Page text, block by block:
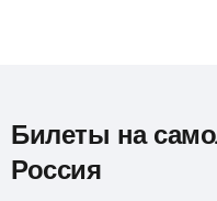
Билеты на
Россия